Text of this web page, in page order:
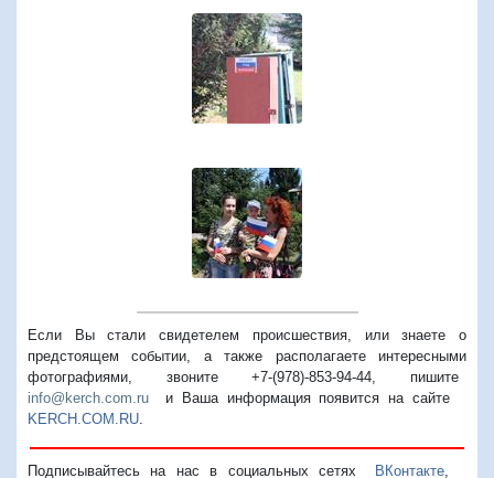
Если Вы стали свидетелем происшествия, или знаете о
предстоящем событии, а также располагаете интересными
фотографиями, звоните +7-(978)-853-94-44, пишите
info@kerch.com.ru и Ваша информация появится на сайте
KERCH.COM.RU
Подписывайтесь на нас в социальных сетях ВКонтакте,